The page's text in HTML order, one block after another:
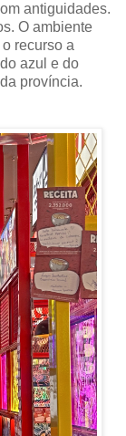
antiguidades.
O ambiente
recurso a
azul e do
província.